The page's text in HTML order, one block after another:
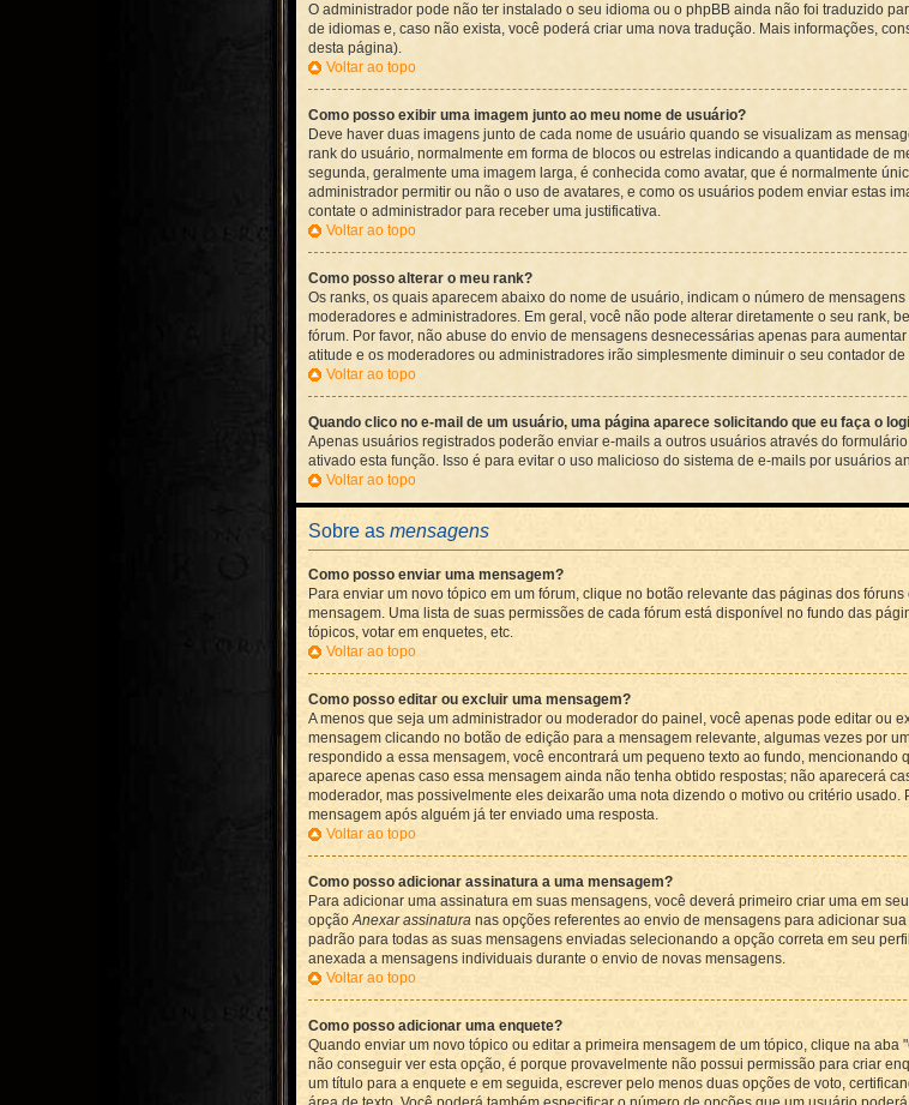
O administrador pode não ter instalado o seu idioma ou o phpBB ainda não foi traduzido
de idiomas e, caso não exista, você poderá criar uma nova tradução. Mais informações,
desta página).
Voltar ao topo
Como posso exibir uma imagem junto ao meu nome de usuário?
Deve haver duas imagens junto de cada nome de usuário quando se visualizam as
rank do usuário, normalmente em forma de blocos ou estrelas indicando a quantidade de
segunda, geralmente uma imagem larga, é conhecida como avatar, que é normalmente
administrador permitir ou não o uso de avatares, e como os usuários podem enviar estas
contate o administrador para receber uma justificativa.
Voltar ao topo
Como posso alterar o meu rank?
Os ranks, os quais aparecem abaixo do nome de usuário, indicam o número de
moderadores e administradores. Em geral, você não pode alterar diretamente o seu rank,
fórum. Por favor, não abuse do envio de mensagens desnecessárias apenas para
atitude e os moderadores ou administradores irão simplesmente diminuir o seu contador
Voltar ao topo
Quando clico no e-mail de um usuário, uma página aparece solicitando que eu faça o
Apenas usuários registrados poderão enviar e-mails a outros usuários através do
ativado esta função. Isso é para evitar o uso malicioso do sistema de e-mails por usuários
Voltar ao topo
Sobre as mensagens
Como posso enviar uma mensagem?
Para enviar um novo tópico em um fórum, clique no botão relevante das páginas dos
mensagem. Uma lista de suas permissões de cada fórum está disponível no fundo das
tópicos, votar em enquetes, etc.
Voltar ao topo
Como posso editar ou excluir uma mensagem?
A menos que seja um administrador ou moderador do painel, você apenas pode editar ou
mensagem clicando no botão de edição para a mensagem relevante, algumas vezes por
respondido a essa mensagem, você encontrará um pequeno texto ao fundo, mencionando
aparece apenas caso essa mensagem ainda não tenha obtido respostas; não aparecerá
moderador, mas possivelmente eles deixarão uma nota dizendo o motivo ou critério
mensagem após alguém já ter enviado uma resposta.
Voltar ao topo
Como posso adicionar assinatura a uma mensagem?
Para adicionar uma assinatura em suas mensagens, você deverá primeiro criar uma em
opçãoAnexar assinatura nas opções referentes ao envio de mensagens para adicionar
padrão para todas as suas mensagens enviadas selecionando a opção correta em seu
anexada a mensagens individuais durante o envio de novas mensagens.
Voltar ao topo
Como posso adicionar uma enquete?
Quando enviar um novo tópico ou editar a primeira mensagem de um tópico, clique na
não conseguir ver esta opção, é porque provavelmente não possui permissão para criar
um título para a enquete e em seguida, escrever pelo menos duas opções de voto,